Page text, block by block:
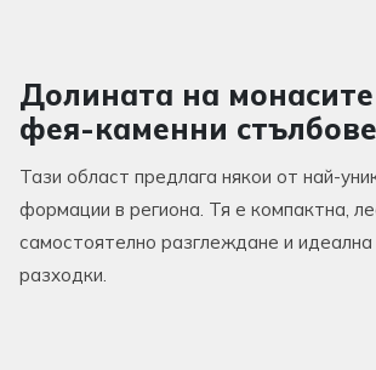
Долината на
фея-каменни стълбове
Тази област предлага някои от най-
формации в региона. Тя е компактна,
самостоятелно разглеждане и идеална
разходки.